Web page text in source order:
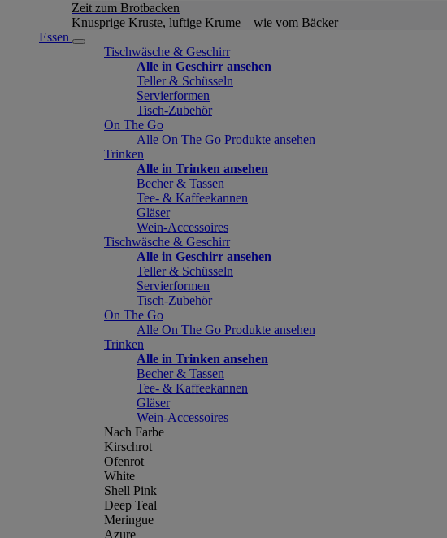
Zeit zum Brotbacken
Knusprige Kruste, luftige Krume – wie vom Bäcker
Essen
Tischwäsche & Geschirr
Alle in Geschirr ansehen
Teller & Schüsseln
Servierformen
Tisch-Zubehör
On The Go
Alle On The Go Produkte ansehen
Trinken
Alle in Trinken ansehen
Becher & Tassen
Tee- & Kaffeekannen
Gläser
Wein-Accessoires
Tischwäsche & Geschirr
Alle in Geschirr ansehen
Teller & Schüsseln
Servierformen
Tisch-Zubehör
On The Go
Alle On The Go Produkte ansehen
Trinken
Alle in Trinken ansehen
Becher & Tassen
Tee- & Kaffeekannen
Gläser
Wein-Accessoires
Nach Farbe
Kirschrot
Ofenrot
White
Shell Pink
Deep Teal
Meringue
Azure